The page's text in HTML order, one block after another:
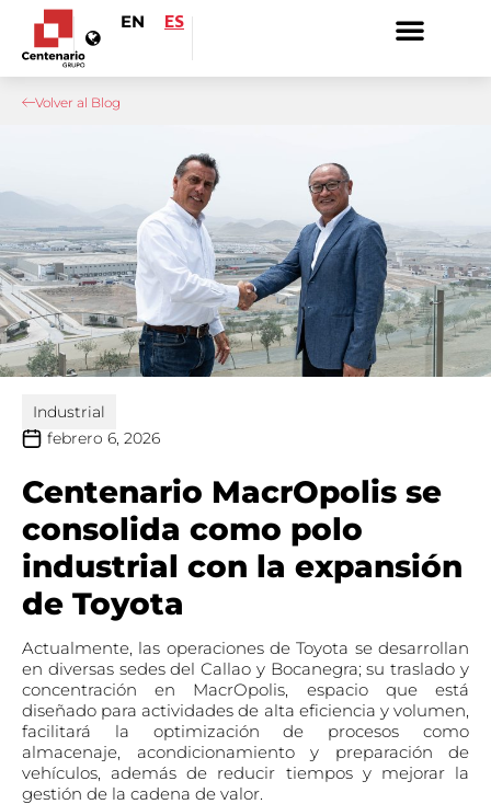
EN ES
Volver al Blog
febrero 6, 2026
Industrial
Centenario MacrOpolis se
consolida como polo
industrial con la expansión
de Toyota
Actualmente, las operaciones de Toyota se desarrollan
en diversas sedes del Callao y Bocanegra; su traslado y
concentración en MacrOpolis, espacio que está
diseñado para actividades de alta eficiencia y volumen,
facilitará la optimización de procesos como
almacenaje, acondicionamiento y preparación de
vehículos, además de reducir tiempos y mejorar la
gestión de la cadena de valor.